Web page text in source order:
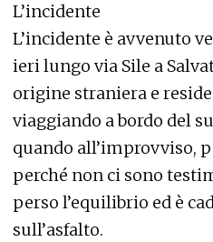
L’incidente
L’incidente è avvenuto
ieri lungo via Sile a
origine straniera e
viaggiando a bordo del
quando all’improvviso,
perché non ci sono
perso l’equilibrio ed è
sull’asfalto.